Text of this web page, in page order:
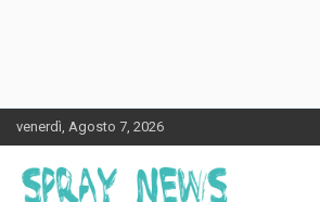
to
content
venerdì, Agosto 7, 2026